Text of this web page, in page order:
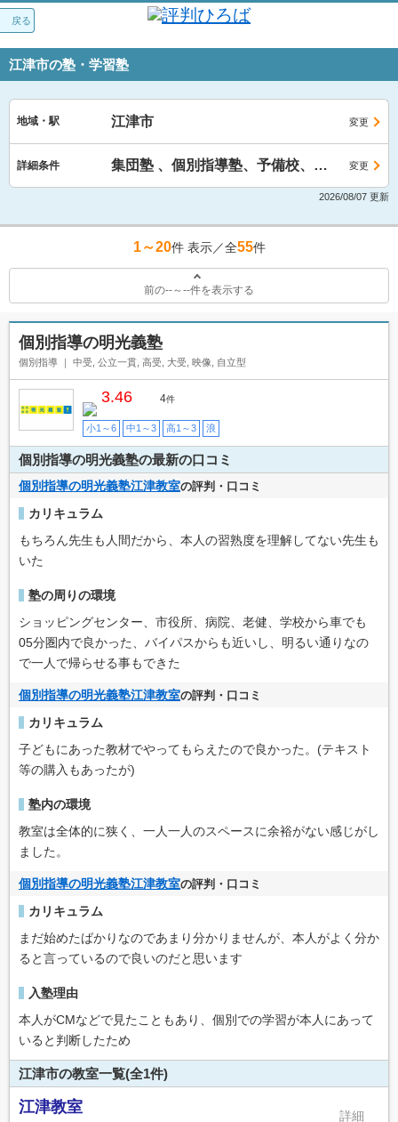
戻る
江津市の塾・学習塾
地域・駅 江津市 変更
詳細条件 集団塾 、個別指導塾、予備校、家庭教師 変更
2026/08/07 更新
1～20件 表示／全55件
前の--～--件を表示する
個別指導の明光義塾
個別指導 中受 公立一貫 高受 大受 映像 自立型
3.46 4件
小1～6 中1～3 高1～3 浪
個別指導の明光義塾の最新の口コミ
個別指導の明光義塾江津教室の評判・口コミ
カリキュラム
もちろん先生も人間だから、本人の習熟度を理解してない先生も
いた
塾の周りの環境
ショッピングセンター、市役所、病院、老健、学校から車でも
05分圏内で良かった、バイパスからも近いし、明るい通りなの
で一人で帰らせる事もできた
個別指導の明光義塾江津教室の評判・口コミ
カリキュラム
子どもにあった教材でやってもらえたので良かった。(テキスト
等の購入もあったが)
塾内の環境
教室は全体的に狭く、一人一人のスペースに余裕がない感じがし
ました。
個別指導の明光義塾江津教室の評判・口コミ
カリキュラム
まだ始めたばかりなのであまり分かりませんが、本人がよく分か
ると言っているので良いのだと思います
入塾理由
本人がCMなどで見たこともあり、個別での学習が本人にあって
いると判断したため
江津市の教室一覧(全1件)
江津教室